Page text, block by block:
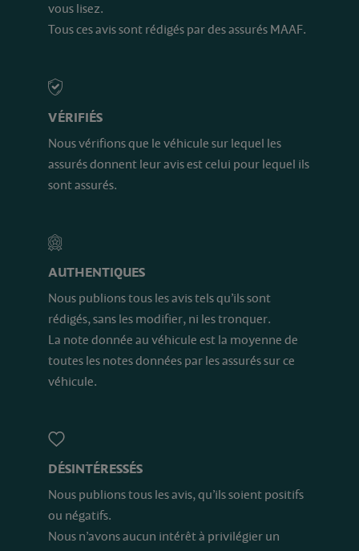
vous lisez.
Tous ces avis sont rédigés par des assurés MAAF.
VÉRIFIÉS
Nous vérifions que le véhicule sur lequel les
assurés donnent leur avis est celui pour lequel ils
sont assurés.
AUTHENTIQUES
Nous publions tous les avis tels qu’ils sont
rédigés, sans les modifier, ni les tronquer.
La note donnée au véhicule est la moyenne de
toutes les notes données par les assurés sur ce
véhicule.
DÉSINTÉRESSÉS
Nous publions tous les avis, qu’ils soient positifs
ou négatifs.
Nous n’avons aucun intérêt à privilégier un